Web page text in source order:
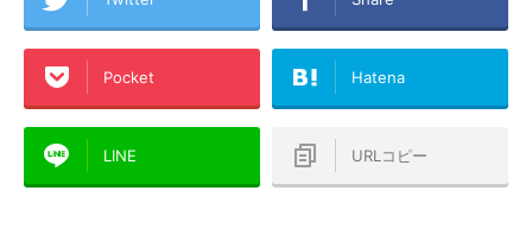
Pocket Hatena
LINE URLコピー